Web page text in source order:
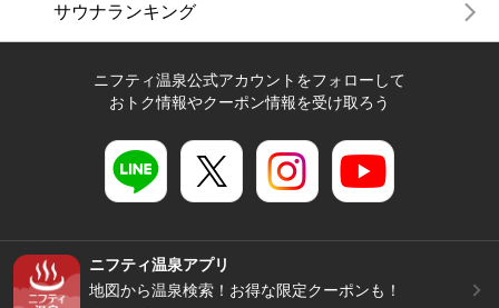
サウナランキング
ニフティ温泉公式アカウントをフォローして
おトク情報やクーポン情報を受け取ろう
ニフティ温泉アプリ
地図から温泉検索！お得な限定クーポンも！